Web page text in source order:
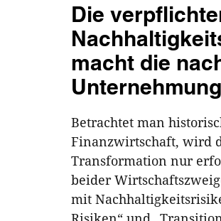
Die
macht die
Betrachtet man
Finanzwirtschaft, wird
Transformation nur
beider
mit